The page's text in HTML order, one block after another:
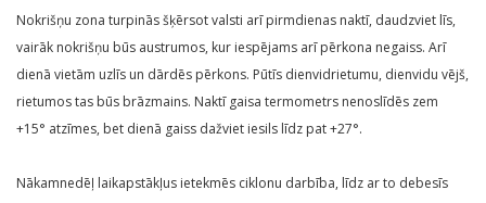
Nokrišņu zona turpinās šķērsot valsti arī pirmdienas naktī, daudzviet līs,
vairāk nokrišņu būs austrumos, kur iespējams arī pērkona negaiss. Arī
dienā vietām uzlīs un dārdēs pērkons. Pūtīs dienvidrietumu, dienvidu vējš,
rietumos tas būs brāzmains. Naktī gaisa termometrs nenoslīdēs zem
+15° atzīmes, bet dienā gaiss dažviet iesils līdz pat +27°.
Nākamnedēļ laikapstākļus ietekmēs ciklonu darbība, līdz ar to debesīs